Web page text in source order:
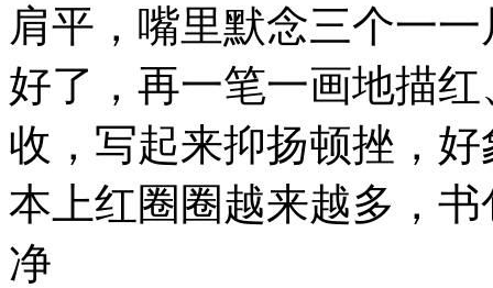
肩平，嘴里默念三个一
好了，再一笔一画地描
收，写起来抑扬顿挫，
本上红圈圈越来越多，
净